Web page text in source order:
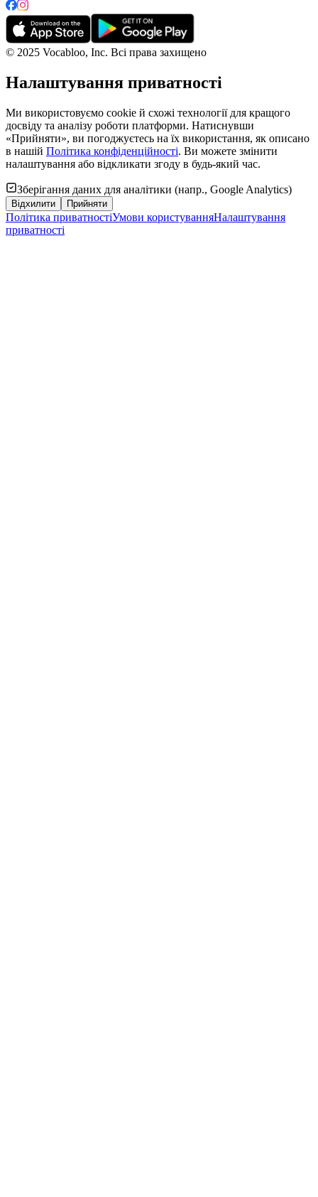
© 2025 Vocabloo, Inc. Всі права захищено
Налаштування приватності
Ми використовуємо cookie й схожі технології для кращого
досвіду та аналізу роботи платформи. Натиснувши
«Прийняти», ви погоджуєтесь на їх використання, як описано
в нашій Політика конфіденційності. Ви можете змінити
налаштування або відкликати згоду в будь‑який час.
Зберігання даних для аналітики (напр., Google Analytics)
Відхилити Прийняти
Політика приватностіУмови користуванняНалаштування
приватності